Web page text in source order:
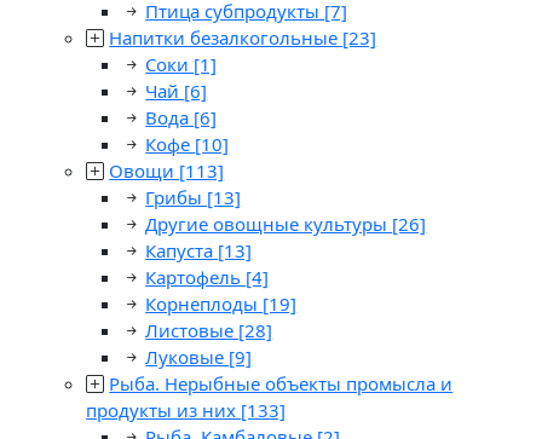
Птица субпродукты [7]
Напитки безалкогольные [23]
Соки [1]
Чай [6]
Вода [6]
Кофе [10]
Овощи [113]
Грибы [13]
Другие овощные культуры [26]
Капуста [13]
Картофель [4]
Корнеплоды [19]
Листовые [28]
Луковые [9]
Рыба. Нерыбные объекты промысла и
продукты из них [133]